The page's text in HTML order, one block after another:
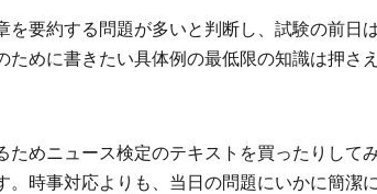
を要約する問題が多いと判断し、試験の前日
ために書きたい具体例の最低限の知識は押さ
ためニュース検定のテキストを買ったりして
。時事対応よりも、当日の問題にいかに簡潔